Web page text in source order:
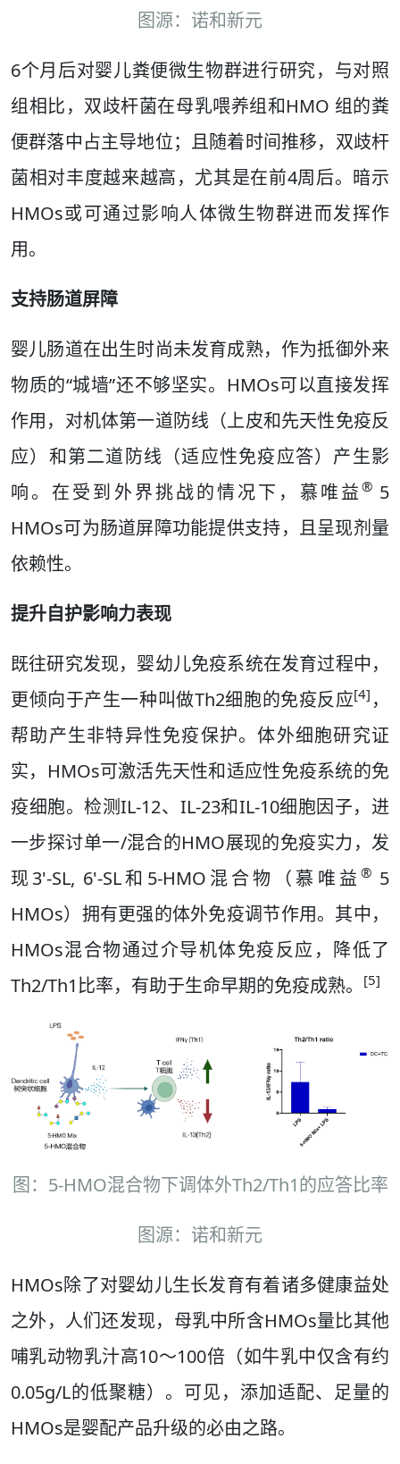
图源：诺和新元
6个月后对婴儿粪便微生物群进行研究，与对照
组相比，双歧杆菌在母乳喂养组和HMO 组的粪
便群落中占主导地位；且随着时间推移，双歧杆
菌相对丰度越来越高，尤其是在前4周后。暗示
HMOs或可通过影响人体微生物群进而发挥作
用。
支持肠道屏障
婴儿肠道在出生时尚未发育成熟，作为抵御外来
物质的“城墙”还不够坚实。HMOs可以直接发挥
作用，对机体第一道防线（上皮和先天性免疫反
应）和第二道防线（适应性免疫应答）产生影
响。在受到外界挑战的情况下，慕唯益 ®5
HMOs可为肠道屏障功能提供支持，且呈现剂量
依赖性。
提升自护影响力表现
既往研究发现，婴幼儿免疫系统在发育过程中，
更倾向于产生一种叫做Th2细胞的免疫反应[4] ，
帮助产生非特异性免疫保护。体外细胞研究证
实，HMOs可激活先天性和适应性免疫系统的免
疫细胞。检测IL-12、IL-23和IL-10细胞因子，进
一步探讨单一/混合的HMO展现的免疫实力，发
现3'-SL, 6'-SL和5-HMO混合物（慕唯益 ®5
HMOs）拥有更强的体外免疫调节作用。其中，
HMOs混合物通过介导机体免疫反应，降低了
Th2/Th1比率，有助于生命早期的免疫成熟。
[5]
图：5-HMO混合物下调体外Th2/Th1的应答比率
图源：诺和新元
HMOs除了对婴幼儿生长发育有着诸多健康益处
之外，人们还发现，母乳中所含HMOs量比其他
哺乳动物乳汁高10～100倍（如牛乳中仅含有约
0.05g/L的低聚糖）。可见，添加适配、足量的
HMOs是婴配产品升级的必由之路。